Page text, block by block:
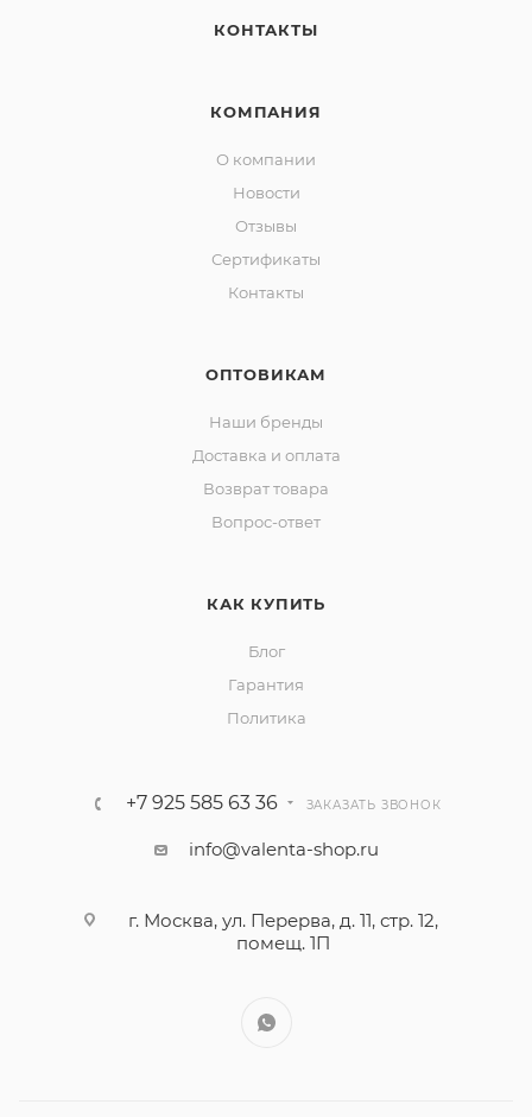
КОНТАКТЫ
КОМПАНИЯ
О компании
Новости
Отзывы
Сертификаты
Контакты
ОПТОВИКАМ
Наши бренды
Доставка и оплата
Возврат товара
Вопрос-ответ
КАК КУПИТЬ
Блог
Гарантия
Политика
+7 925 585 63 36 ЗАКАЗАТЬ ЗВОНОК
info@valenta-shop.ru
г. Москва, ул. Перерва, д. 11, стр. 12,
помещ. 1П